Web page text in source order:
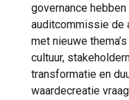
governance
auditcommissie de
met nieuwe
cultuur,
transformatie en
waardecreatie